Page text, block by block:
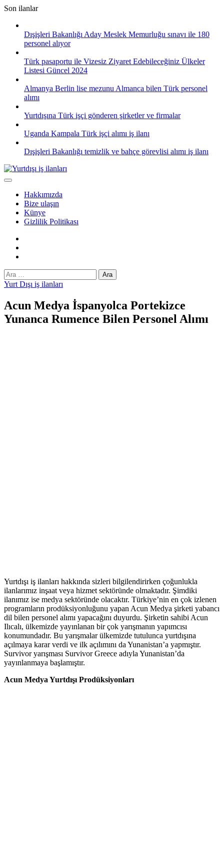
Skip
content
Son ilanlar
Dışişleri Bakanlığı Aday Meslek Memurluğu sınavı ile 180
personel alıyor
Türk pasaportu ile Vizesiz Ziyaret Edebileceğiniz Ülkeler
Listesi Güncel 2024
Almanya Berlin lise mezunu Almanca bilen Türk personel
alımı
Yurtdışına Türk işçi gönderen şirketler ve firmalar
Uganda Kampala Türk işçi alımı iş ilanı
Dışişleri Bakanlığı temizlik ve bahçe görevlisi alımı iş ilanı
Hakkımızda
Bize ulaşın
Künye
Gizlilik Politikası
Arama:
Yurt Dışı iş ilanları
Acun Medya İspanyolca Portekizce
Yunanca Rumence Bilen Personel Alımı
Yurtdışı iş ilanları hakkında sizleri bilgilendirirken çoğunlukla
ilanlarımız inşaat veya hizmet sektöründe olmaktadır. Şimdiki
ilanımız ise medya sektöründe olacaktır. Türkiye’nin en çok izlenen
programların prodüksiyonluğunu yapan Acun Medya şirketi yabancı
dil bilen personel alımı yapacağını duyurdu. Şirketin sahibi Acun
Ilıcalı, ülkemizde yayınlanan bir çok yarışmanın yapımcısı
konumundadır. Bu yarışmalar ülkemizde tutulunca yurtdışına
açılmaya karar verdi ve ilk açılımını da Yunanistan’a yapmıştır.
Survivor yarışması Survivor Greece adıyla Yunanistan’da
yayınlanmaya başlamıştır.
Acun Medya Yurtdışı Prodüksiyonları